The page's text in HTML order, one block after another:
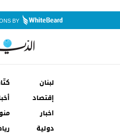
BY
لبنان
إقتصاد
اخبار
دولية